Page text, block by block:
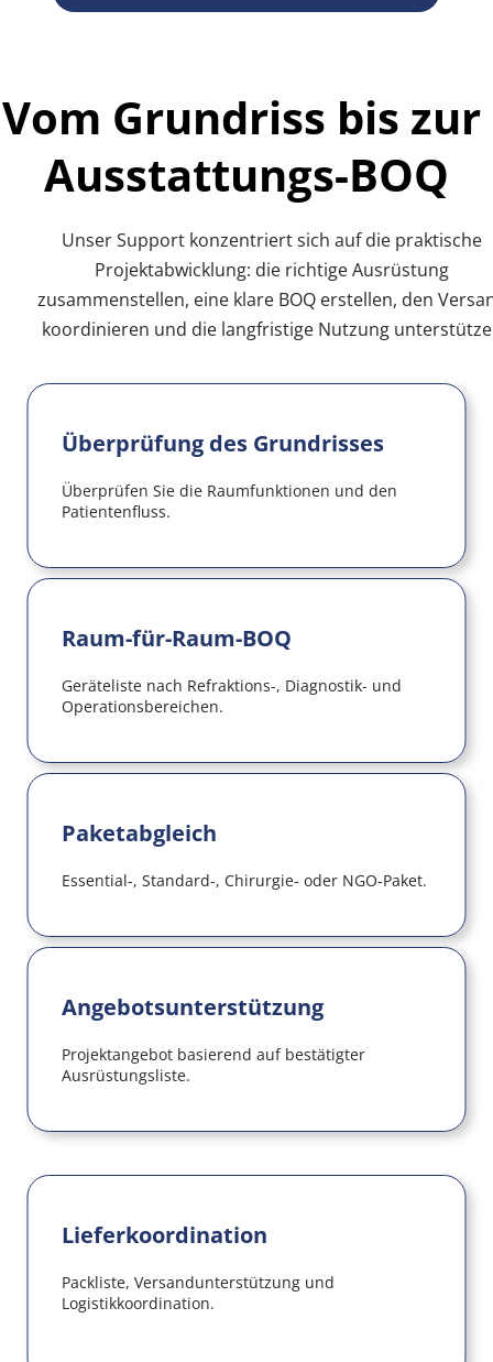
Vom Grundriss bis zur
Ausstattungs-BOQ
Unser Support konzentriert sich auf die praktische
Projektabwicklung: die richtige Ausrüstung
zusammenstellen, eine klare BOQ erstellen, den
koordinieren und die langfristige Nutzung
Überprüfung des Grundrisses
Überprüfen Sie die Raumfunktionen und den
Patientenfluss.
Raum-für-Raum-BOQ
Geräteliste nach Refraktions-, Diagnostik- und
Operationsbereichen.
Paketabgleich
Essential-, Standard-, Chirurgie- oder NGO-Paket.
Angebotsunterstützung
Projektangebot basierend auf bestätigter
Ausrüstungsliste.
Lieferkoordination
Packliste, Versandunterstützung und
Logistikkoordination.